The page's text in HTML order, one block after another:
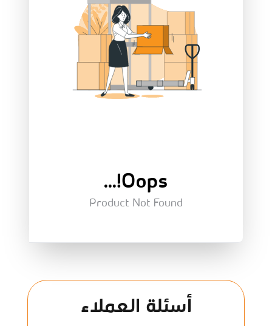
Oops!...
Product Not Found
أسئلة العملاء